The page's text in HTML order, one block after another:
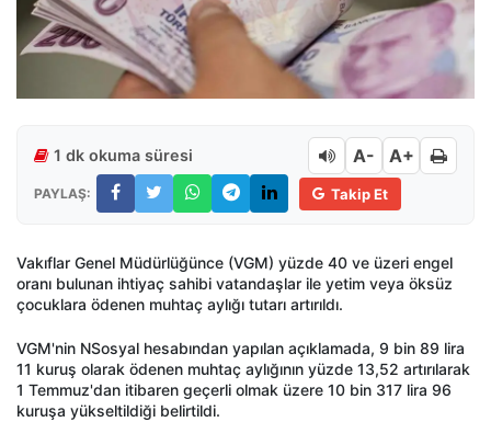
1 dk okuma süresi A- A+
PAYLAŞ: Takip Et
Vakıflar Genel Müdürlüğünce (VGM) yüzde 40 ve üzeri engel
oranı bulunan ihtiyaç sahibi vatandaşlar ile yetim veya öksüz
çocuklara ödenen muhtaç aylığı tutarı artırıldı.
VGM'nin NSosyal hesabından yapılan açıklamada, 9 bin 89 lira
11 kuruş olarak ödenen muhtaç aylığının yüzde 13,52 artırılarak
1 Temmuz'dan itibaren geçerli olmak üzere 10 bin 317 lira 96
kuruşa yükseltildiği belirtildi.